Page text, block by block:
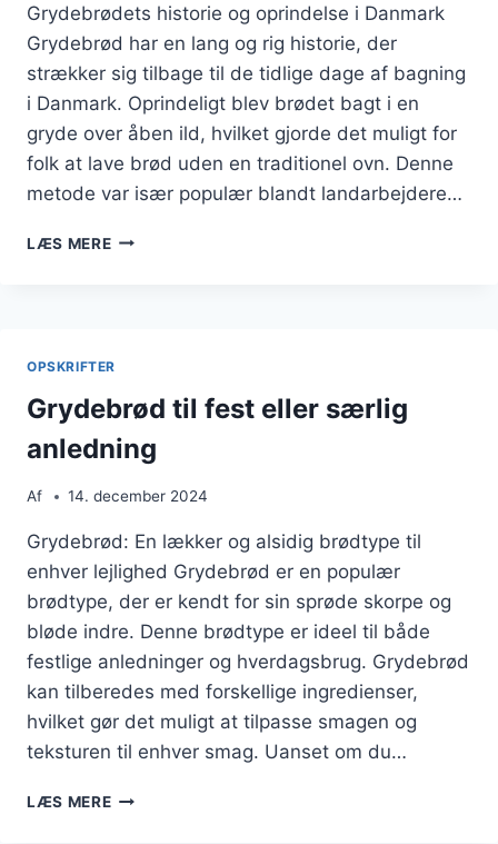
Grydebrødets historie og oprindelse i Danmark
Grydebrød har en lang og rig historie, der
strækker sig tilbage til de tidlige dage af bagning
i Danmark. Oprindeligt blev brødet bagt i en
gryde over åben ild, hvilket gjorde det muligt for
folk at lave brød uden en traditionel ovn. Denne
metode var især populær blandt landarbejdere…
LÆS MEREGRYDEBRØD
OPSKRIFTER
Grydebrød til fest eller særlig
anledning
Af 14. december 2024
Grydebrød: En lækker og alsidig brødtype til
enhver lejlighed Grydebrød er en populær
brødtype, der er kendt for sin sprøde skorpe og
bløde indre. Denne brødtype er ideel til både
festlige anledninger og hverdagsbrug. Grydebrød
kan tilberedes med forskellige ingredienser,
hvilket gør det muligt at tilpasse smagen og
teksturen til enhver smag. Uanset om du…
LÆS MEREGRYDEBRØD